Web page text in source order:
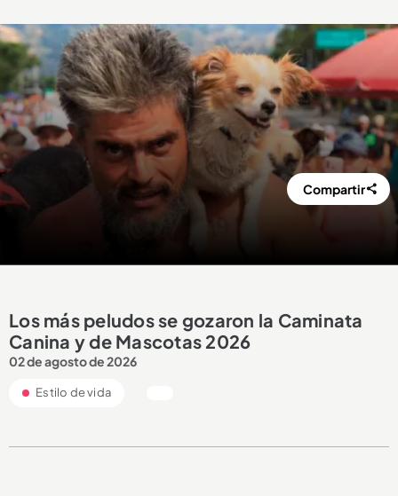
Compartir
Los más peludos se gozaron la Caminata
Canina y de Mascotas 2026
02 de agosto de 2026
Estilo de vida